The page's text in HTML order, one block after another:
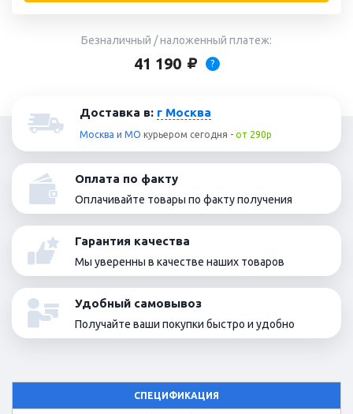
Безналичный / наложенный платеж:
41 190 ?
Доставка в: г Москва
Москва и МО курьером сегодня - от 290р
Оплата по факту
Оплачивайте товары по факту получения
Гарантия качества
Мы уверенны в качестве наших товаров
Удобный самовывоз
Получайте ваши покупки быстро и удобно
СПЕЦИФИКАЦИЯ